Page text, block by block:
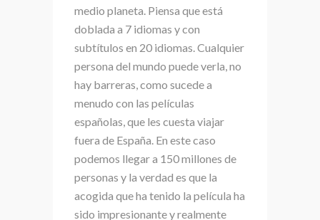
medio planeta. Piensa que está
doblada a 7 idiomas y con
subtítulos en 20 idiomas. Cualquier
persona del mundo puede verla, no
hay barreras, como sucede a
menudo con las películas
españolas, que les cuesta viajar
fuera de España. En este caso
podemos llegar a 150 millones de
personas y la verdad es que la
acogida que ha tenido la película ha
sido impresionante y realmente